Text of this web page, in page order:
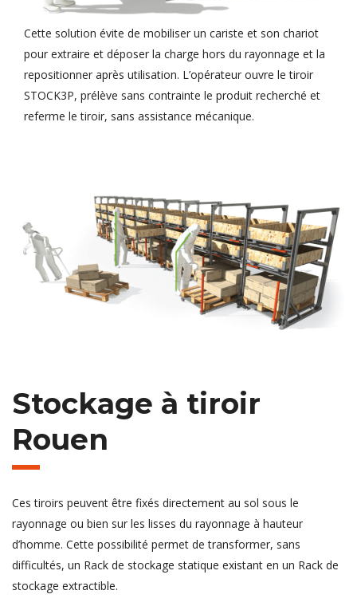
Cette solution évite de mobiliser un cariste et son chariot
pour extraire et déposer la charge hors du rayonnage et la
repositionner après utilisation. L’opérateur ouvre le tiroir
STOCK3P, prélève sans contrainte le produit recherché et
referme le tiroir, sans assistance mécanique.
Stockage à tiroir
Rouen
Ces tiroirs peuvent être fixés directement au sol sous le
rayonnage ou bien sur les lisses du rayonnage à hauteur
d’homme. Cette possibilité permet de transformer, sans
difficultés, un Rack de stockage statique existant en un Rack de
stockage extractible.